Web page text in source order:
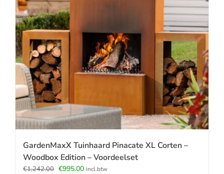
GardenMaxX Tuinhaard Pinacate XL Corten –
Woodbox Edition – Voordeelset
€1,242.00 Oorspronkelijke
€995.00Huidige
incl.btw